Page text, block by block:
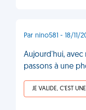
Par nino581 - 18/11/
Aujourd'hui,
passons à une
JE VALIDE, C'EST